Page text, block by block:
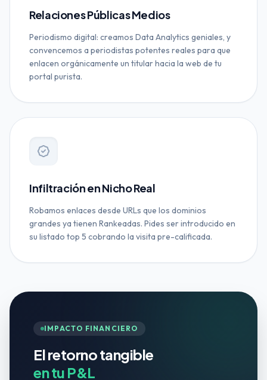
Relaciones Públicas Medios
Periodismo digital: creamos Data Analytics geniales, y
convencemos a periodistas potentes reales para que
enlacen orgánicamente un titular hacia la web de tu
portal purista.
Infiltración en Nicho Real
Robamos enlaces desde URLs que los dominios
grandes ya tienen Rankeadas. Pides ser introducido en
su listado top 5 cobrando la visita pre-calificada.
IMPACTO FINANCIERO
El retorno tangible
en tu P&L